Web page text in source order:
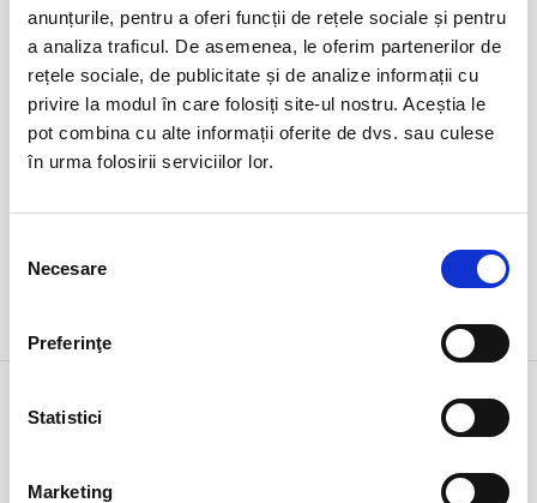
anunțurile, pentru a oferi funcții de rețele sociale și pentru
a analiza traficul. De asemenea, le oferim partenerilor de
rețele sociale, de publicitate și de analize informații cu
privire la modul în care folosiți site-ul nostru. Aceștia le
pot combina cu alte informații oferite de dvs. sau culese
în urma folosirii serviciilor lor.
consimțământului
Necesare
Preferinţe
Statistici
Marketing
duminică
ora 17:15
expirat
Ovidiu, Stadion Central Academia Hagi
duminică